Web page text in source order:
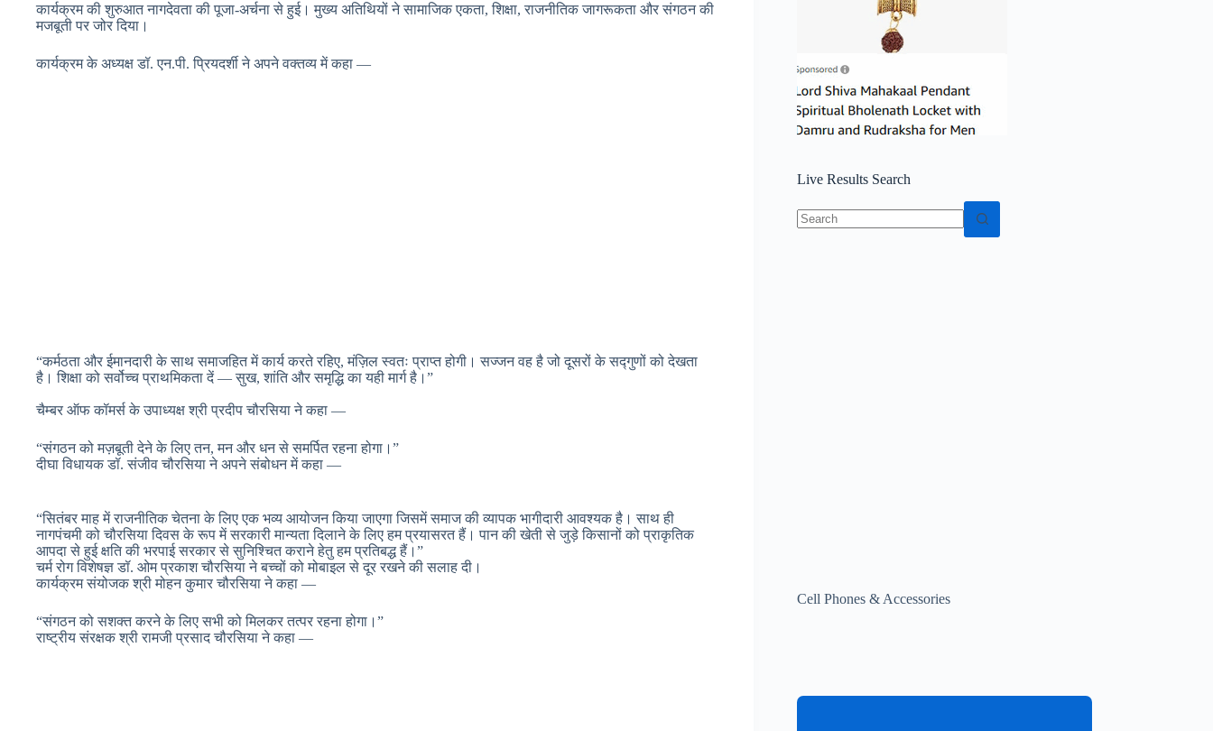
कार्यक्रम की शुरुआत नागदेवता की पूजा-अर्चना से हुई। मुख्य अतिथियों ने सामाजिक एकता, शिक्षा, राजनीतिक जागरूकता और संगठन की
मजबूती पर जोर दिया।
कार्यक्रम के अध्यक्ष डॉ. एन.पी. प्रियदर्शी ने अपने वक्तव्य में कहा —
“कर्मठता और ईमानदारी के साथ समाजहित में कार्य करते रहिए, मंज़िल स्वतः प्राप्त होगी। सज्जन वह है जो दूसरों के सद्गुणों को देखता
है। शिक्षा को सर्वोच्च प्राथमिकता दें — सुख, शांति और समृद्धि का यही मार्ग है।”
चैम्बर ऑफ कॉमर्स के उपाध्यक्ष श्री प्रदीप चौरसिया ने कहा —
“संगठन को मज़बूती देने के लिए तन, मन और धन से समर्पित रहना होगा।”
दीघा विधायक डॉ. संजीव चौरसिया ने अपने संबोधन में कहा —
“सितंबर माह में राजनीतिक चेतना के लिए एक भव्य आयोजन किया जाएगा जिसमें समाज की व्यापक भागीदारी आवश्यक है। साथ ही
नागपंचमी को चौरसिया दिवस के रूप में सरकारी मान्यता दिलाने के लिए हम प्रयासरत हैं। पान की खेती से जुड़े किसानों को प्राकृतिक
आपदा से हुई क्षति की भरपाई सरकार से सुनिश्चित कराने हेतु हम प्रतिबद्ध हैं।”
चर्म रोग विशेषज्ञ डॉ. ओम प्रकाश चौरसिया ने बच्चों को मोबाइल से दूर रखने की सलाह दी।
कार्यक्रम संयोजक श्री मोहन कुमार चौरसिया ने कहा —
“संगठन को सशक्त करने के लिए सभी को मिलकर तत्पर रहना होगा।”
राष्ट्रीय संरक्षक श्री रामजी प्रसाद चौरसिया ने कहा —
Live Results Search
Cell Phones & Accessories